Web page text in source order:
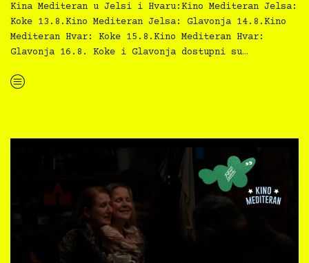
Kina Mediteran u Jelsi i Hvaru:Kino Mediteran Jelsa:
Koke 13.8.Kino Mediteran Jelsa: Glavonja 14.8.Kino
Mediteran Hvar: Koke 15.8.Kino Mediteran Hvar:
Glavonja 16.8. Koke i Glavonja dostupni su…
“Kino Mediteran i Film svima nastavljaju inkluzivnu turneju na Hvaru”